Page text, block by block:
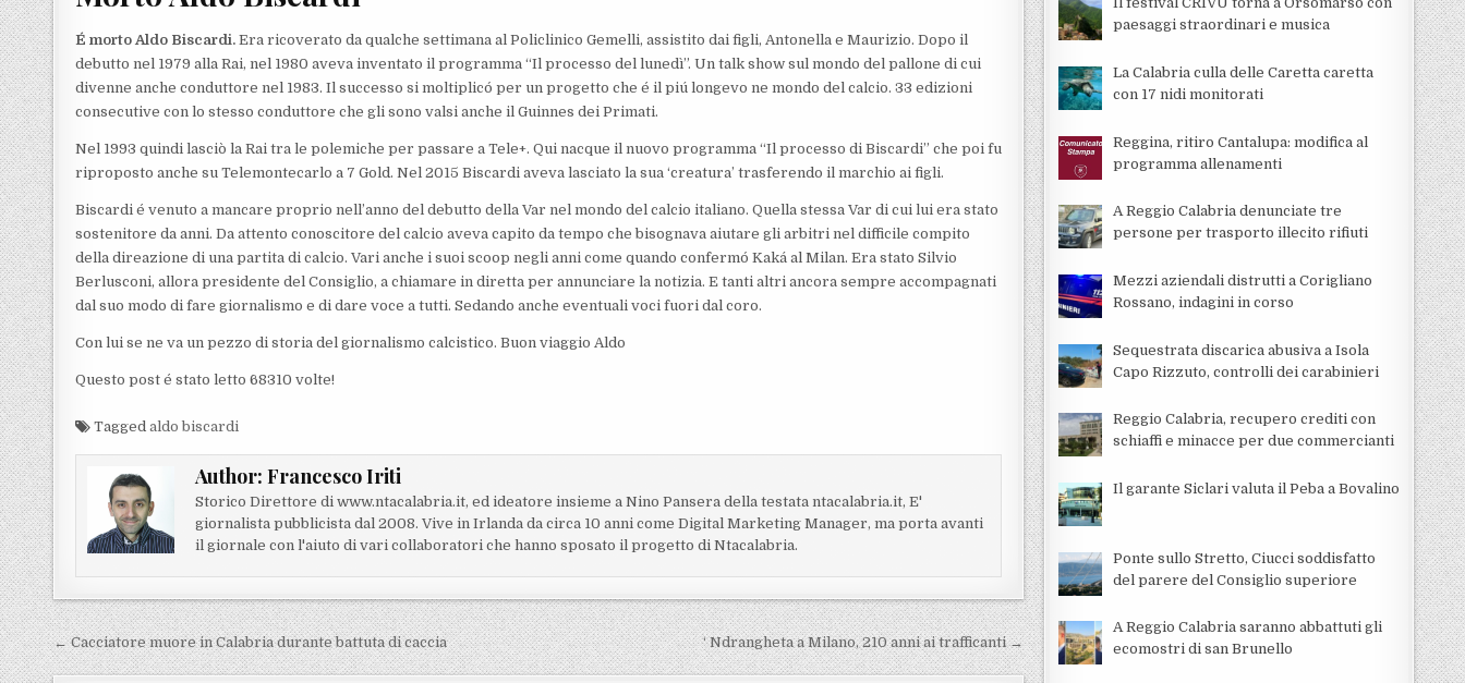
É morto Aldo Biscardi.Era ricoverato da qualche settimana al Policlinico Gemelli, assistito dai figli, Antonella e Maurizio. Dopo il
debutto nel 1979 alla Rai, nel 1980 aveva inventato il programma “Il processo del lunedì”. Un talk show sul mondo del pallone di cui
divenne anche conduttore nel 1983. Il successo si moltiplicó per un progetto che é il piú longevo ne mondo del calcio. 33 edizioni
consecutive con lo stesso conduttore che gli sono valsi anche il Guinnes dei Primati.
Nel 1993 quindi lasciò la Rai tra le polemiche per passare a Tele+. Qui nacque il nuovo programma “Il processo di Biscardi” che poi fu
riproposto anche su Telemontecarlo a 7 Gold. Nel 2015 Biscardi aveva lasciato la sua ‘creatura’ trasferendo il marchio ai figli.
Biscardi é venuto a mancare proprio nell’anno del debutto della Var nel mondo del calcio italiano. Quella stessa Var di cui lui era stato
sostenitore da anni. Da attento conoscitore del calcio aveva capito da tempo che bisognava aiutare gli arbitri nel difficile compito
della direazione di una partita di calcio. Vari anche i suoi scoop negli anni come quando confermó Kaká al Milan. Era stato Silvio
Berlusconi, allora presidente del Consiglio, a chiamare in diretta per annunciare la notizia. E tanti altri ancora sempre accompagnati
dal suo modo di fare giornalismo e di dare voce a tutti. Sedando anche eventuali voci fuori dal coro.
Con lui se ne va un pezzo di storia del giornalismo calcistico. Buon viaggio Aldo
Questo post é stato letto 68310 volte!
Taggedaldo biscardi
Author:Francesco Iriti
Storico Direttore di www.ntacalabria.it, ed ideatore insieme a Nino Pansera della testata ntacalabria.it, E'
giornalista pubblicista dal 2008. Vive in Irlanda da circa 10 anni come Digital Marketing Manager, ma porta avanti
il giornale con l'aiuto di vari collaboratori che hanno sposato il progetto di Ntacalabria.
Navigazione articoli
← Cacciatore muore in Calabria durante battuta di caccia ‘ Ndrangheta a Milano, 210 anni ai trafficanti →
paesaggi straordinari e musica
La Calabria culla delle Caretta caretta
con 17 nidi monitorati
Reggina, ritiro Cantalupa: modifica al
programma allenamenti
A Reggio Calabria denunciate tre
persone per trasporto illecito rifiuti
Mezzi aziendali distrutti a Corigliano
Rossano, indagini in corso
Sequestrata discarica abusiva a Isola
Capo Rizzuto, controlli dei carabinieri
Reggio Calabria, recupero crediti con
schiaffi e minacce per due commercianti
Il garante Siclari valuta il Peba a Bovalino
Ponte sullo Stretto, Ciucci soddisfatto
del parere del Consiglio superiore
A Reggio Calabria saranno abbattuti gli
ecomostri di san Brunello